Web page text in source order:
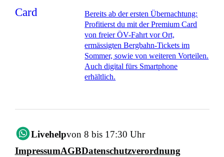
Bereits ab der ersten Übernachtung:
Profitierst du mit der Premium Card
von freier ÖV-Fahrt vor Ort,
ermässigten Bergbahn-Tickets im
Sommer, sowie von weiteren Vorteilen.
Auch digital fürs Smartphone
erhältlich.
Livehelpvon 8 bis 17:30 Uhr
ImpressumAGBDatenschutzverordnung